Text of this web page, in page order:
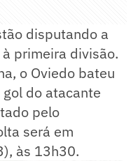
disputando a
primeira divisão.
o Oviedo bateu
do atacante
pelo
será em
às 13h30.